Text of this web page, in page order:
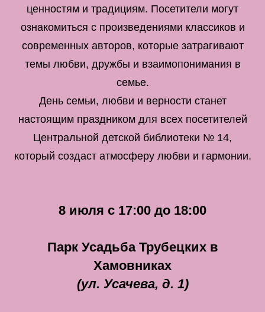
ценностям и традициям. Посетители могут
ознакомиться с произведениями классиков и
современных авторов, которые затрагивают
темы любви, дружбы и взаимопонимания в
семье.
День семьи, любви и верности станет
настоящим праздником для всех посетителей
Центральной детской библиотеки № 14,
который создаст атмосферу любви и гармонии.
8 июля с 17:00 до 18:00
Парк Усадьба Трубецких в
Хамовниках
(ул. Усачева, д. 1)